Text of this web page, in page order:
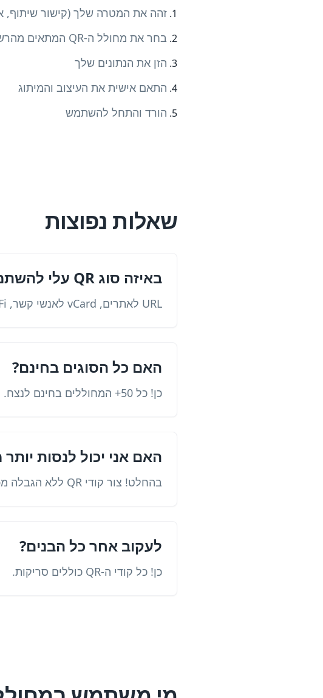
זהה את המטרה שלך (קישור שיתוף,
בחר את מחולל ה-QR המתאים מהרשימה
הזן את הנתונים שלך
התאם אישית את העיצוב והמיתוג
הורד והתחל להשתמש
שאלות נפוצות
באיזה סוג QR עלי להשתמש?
URL לאתרים, vCard לאנשי קשר, WiFi לרשתות, תפריט למסעדות, מוצר למסחר אלקטרוני.
האם כל הסוגים בחינם?
כן! כל 50+ המחוללים בחינם לנצח.
האם אני יכול לנסות
בהחלט! צור קודי QR ללא הגבלה מכל סוג.
לעקוב אחר כל הבנים?
כן! כל קודי ה-QR כוללים סריקות.